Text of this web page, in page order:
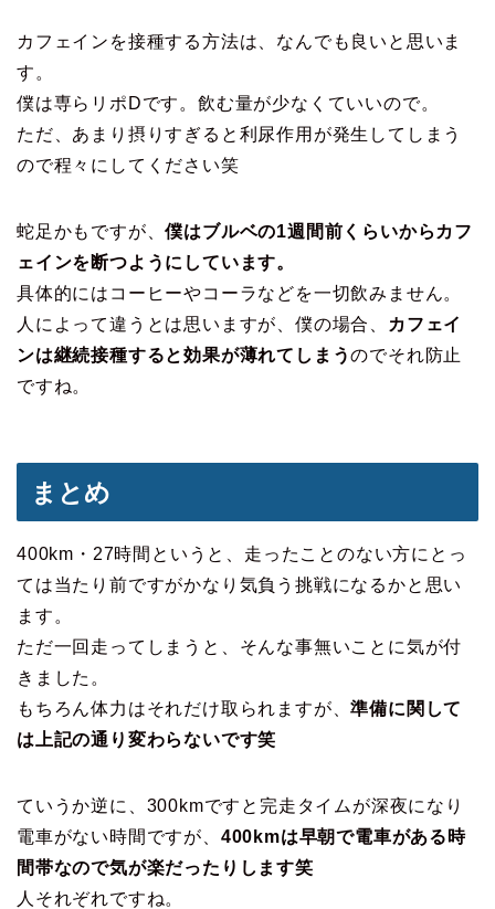
カフェインを接種する方法は、なんでも良いと思いま
す。
僕は専らリポDです。飲む量が少なくていいので。
ただ、あまり摂りすぎると利尿作用が発生してしまう
ので程々にしてください笑
蛇足かもですが、僕はブルベの1週間前くらいからカフ
ェインを断つようにしています。
具体的にはコーヒーやコーラなどを一切飲みません。
人によって違うとは思いますが、僕の場合、
カフェイ
ンは継続接種すると効果が薄れてしまうのでそれ防止
ですね。
まとめ
400km・27時間というと、走ったことのない方にとっ
ては当たり前ですがかなり気負う挑戦になるかと思い
ます。
ただ一回走ってしまうと、そんな事無いことに気が付
きました。
もちろん体力はそれだけ取られますが、準備に関して
は上記の通り変わらないです笑
ていうか逆に、300kmですと完走タイムが深夜になり
電車がない時間ですが、 400kmは早朝で電車がある時
間帯なので気が楽だったりします笑
人それぞれですね。